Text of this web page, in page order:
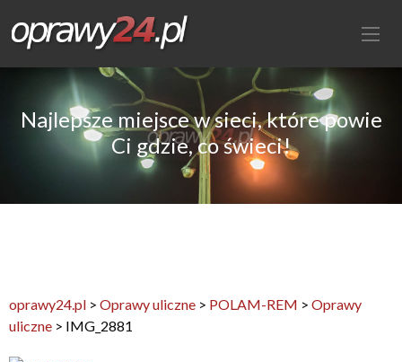
Najlepsze miejsce w sieci, które powie
Ci gdzie, co świeci!
oprawy24.pl > Oprawy uliczne > POLAM-REM > Oprawy
uliczne > IMG_2881